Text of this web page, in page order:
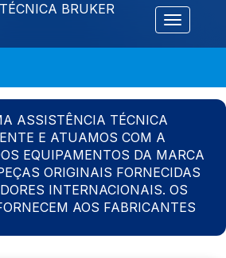
Alternar
ASSISTÊNCIA TÉCNICA
E ATUAMOS COM A
EQUIPAMENTOS DA MARCA
ORIGINAIS FORNECIDAS
INTERNACIONAIS. OS
AOS FABRICANTES